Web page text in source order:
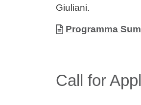
Giuliani.
Allegati
Documento
Programma
Call for